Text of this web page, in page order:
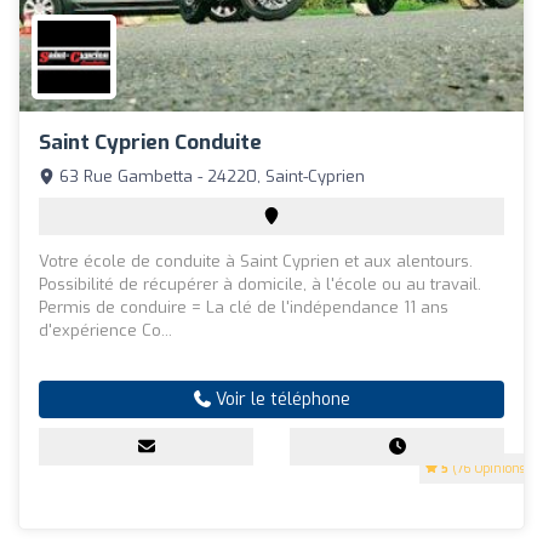
Saint Cyprien Conduite
5 (76 Opinions)
63 Rue Gambetta - 24220, Saint-Cyprien
Votre école de conduite à Saint Cyprien et aux alentours.
Possibilité de récupérer à domicile, à l'école ou au travail.
Permis de conduire = La clé de l'indépendance 11 ans
d'expérience Co...
Voir le téléphone